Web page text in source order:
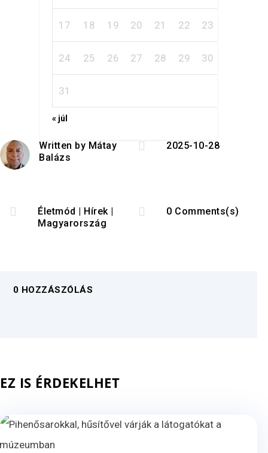
17 18 19 20 21 22 23
24 25 26 27 28 29 30
31
« júl
Written by Mátay
Balázs
 2025-10-28
 Életmód Hírek|
Magyarország
 0 Comments(s)
0 HOZZÁSZÓLÁS
EZ IS ÉRDEKELHET